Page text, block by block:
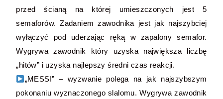
przed ścianą na której umieszczonych jest 5
semaforów. Zadaniem zawodnika jest jak najszybciej
wyłączyć pod uderzając ręką w zapalony semafor.
Wygrywa zawodnik który uzyska największa liczbę
„hitów” i uzyska najlepszy średni czas reakcji.
„MESSI” – wyzwanie polega na jak najszybszym
pokonaniu wyznaczonego slalomu. Wygrywa zawodnik